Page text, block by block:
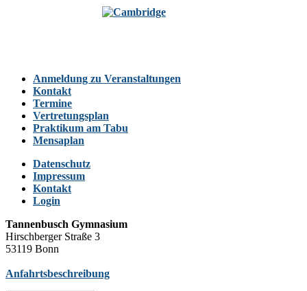
Anmeldung zu Veranstaltungen
Kontakt
Termine
Vertretungsplan
Praktikum am Tabu
Mensaplan
Datenschutz
Impressum
Kontakt
Login
Tannenbusch Gymnasium
Hirschberger Straße 3
53119 Bonn
Anfahrtsbeschreibung